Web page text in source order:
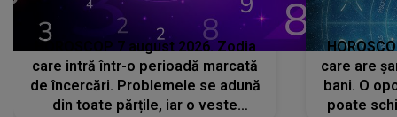
HOROSCOP 7 august 2026. Zodia
care intră într-o perioadă marcată
de încercări. Problemele se adună
din toate părțile, iar o veste
care are
bani. O
poate